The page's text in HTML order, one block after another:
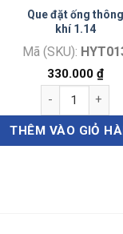
Que đặt ống thông
khí 1.14
Mã (SKU):
330.000 ₫
Que đặt ống
THÊM VÀO GIỎ